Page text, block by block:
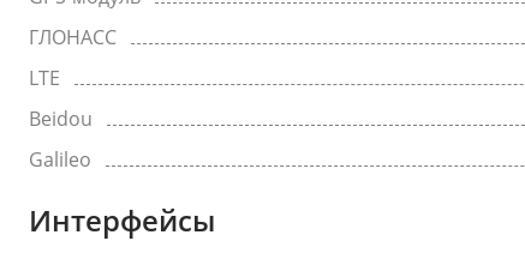
ГЛОНАСС
LTE
Beidou
Galileo
Интерфейсы